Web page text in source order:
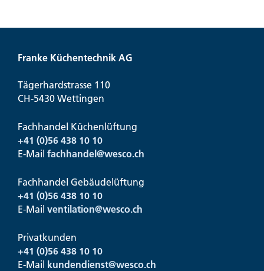
Franke Küchentechnik AG
Tägerhardstrasse 110
CH-5430 Wettingen
Fachhandel Küchenlüftung
+41 (0)56 438 10 10
E-Mail fachhandel@wesco.ch
Fachhandel Gebäudelüftung
+41 (0)56 438 10 10
E-Mail ventilation@wesco.ch
Privatkunden
+41 (0)56 438 10 10
E-Mail kundendienst@wesco.ch